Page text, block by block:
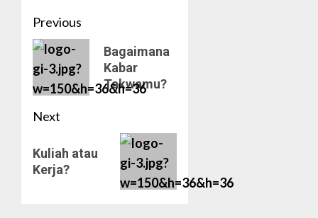
Post
navigation
Previous
Previous
post:
Bagaimana
Kabar
Takwamu?
Next
post:
Kuliah atau
Kerja?